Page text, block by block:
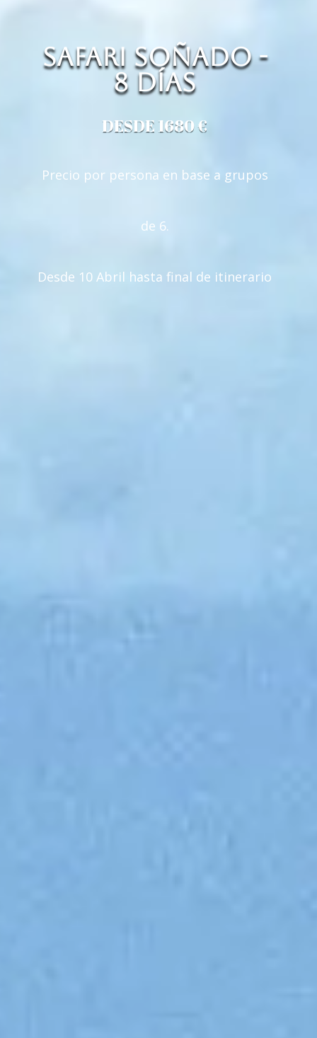
SAFARI SOÑADO -
8 DÍAS
DESDE 1680 €
Precio por persona en base a grupos
de 6.
Desde 10 Abril hasta final de itinerario